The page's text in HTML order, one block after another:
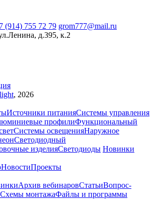
(914) 755 72 79 grom777@mail.ru
д.395, к.2
, 2026
Источники питанияСистемы управления
профилиФункциональный
Системы освещенияНаружное
Светодиодный
изделияСветодиоды Новинки
НовостиПроекты
Архив вебинаровСтатьиВопрос-
Схемы монтажаФайлы и программы